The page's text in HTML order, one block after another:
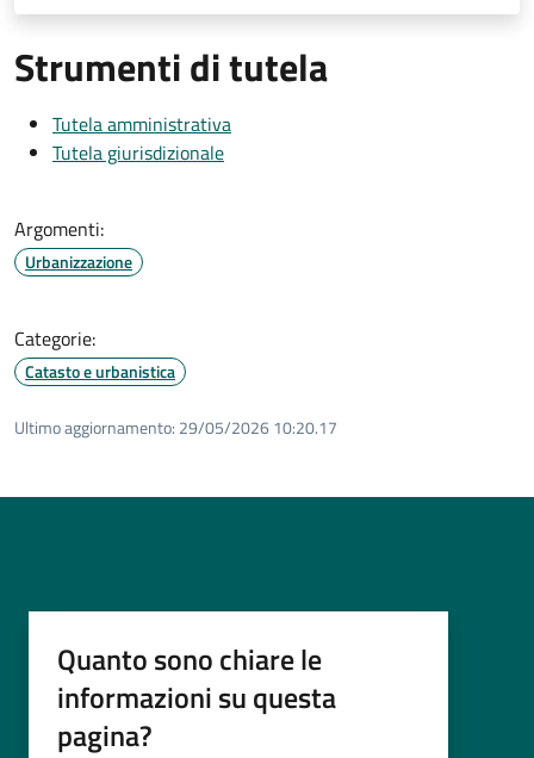
Strumenti di tutela
Tutela amministrativa
Tutela giurisdizionale
Argomenti:
Urbanizzazione
Categorie:
Catasto e urbanistica
Ultimo aggiornamento: 29/05/2026 10:20.17
Quanto sono chiare le
informazioni su questa
pagina?